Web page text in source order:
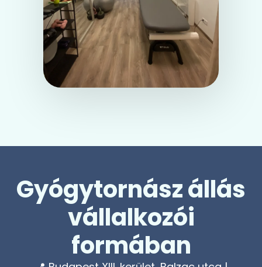
Gyógytornász állás
vállalkozói
formában